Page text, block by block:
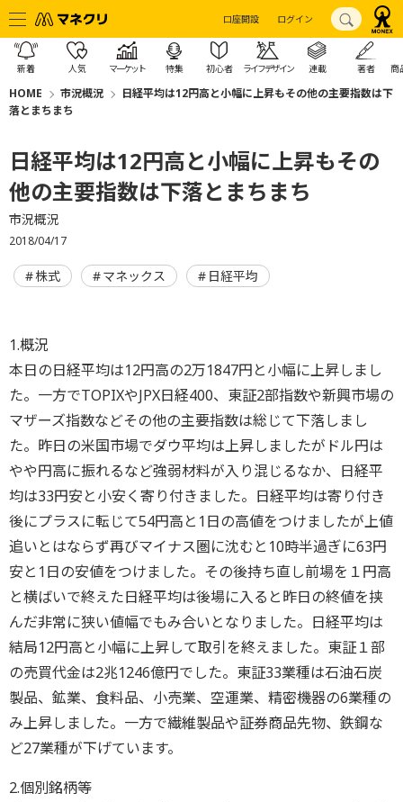
口座開設 ログイン
新着 人気 マーケット 特集 初心者 ライフデザイン 連載 著者 商
HOME 市況概況
日経平均は12円高と小幅に上昇もその他の主要指数は下
落とまちまち
日経平均は12円高と小幅に上昇もその
他の主要指数は下落とまちまち
市況概況
2018/04/17
株式 マネックス 日経平均
1.概況
本日の日経平均は12円高の2万1847円と小幅に上昇しまし
た。一方でTOPIXやJPX日経400、東証2部指数や新興市場の
マザーズ指数などその他の主要指数は総じて下落しまし
た。昨日の米国市場でダウ平均は上昇しましたがドル円は
やや円高に振れるなど強弱材料が入り混じるなか、日経平
均は33円安と小安く寄り付きました。日経平均は寄り付き
後にプラスに転じて54円高と1日の高値をつけましたが上値
追いとはならず再びマイナス圏に沈むと10時半過ぎに63円
安と1日の安値をつけました。その後持ち直し前場を１円高
と横ばいで終えた日経平均は後場に入ると昨日の終値を挟
んだ非常に狭い値幅でもみ合いとなりました。日経平均は
結局12円高と小幅に上昇して取引を終えました。東証１部
の売買代金は2兆1246億円でした。東証33業種は石油石炭
製品、鉱業、食料品、小売業、空運業、精密機器の6業種の
み上昇しました。一方で繊維製品や証券商品先物、鉄鋼な
ど27業種が下げています。
2.個別銘柄等